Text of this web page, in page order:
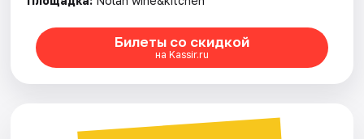
Рейтинги
Билеты со скидкой
на Kassir.ru